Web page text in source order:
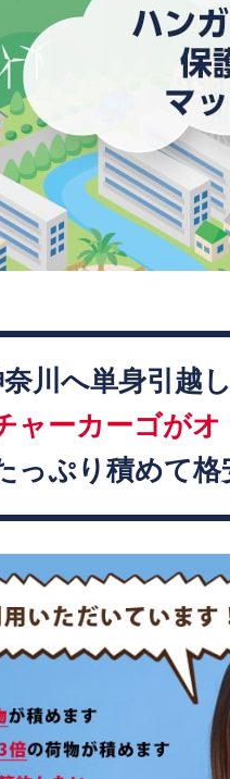
川へ単身引越
ャーカーゴがオ
っぷり積めて